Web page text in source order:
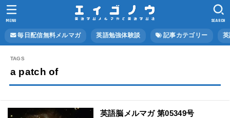
毎日配信無料メルマガ 英語勉強体験談 記事カテゴリー
SEARCH
MENU
a patch of
英語脳メルマガ 第05349号